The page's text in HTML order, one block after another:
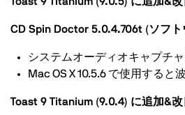
CD Spin Doctor 5.0.4.706t (ソフ
システムオーディオキャプチ
Mac OS X 10.5.6 で使用する
Toast 9 Titanium (9.0.4) に追加&